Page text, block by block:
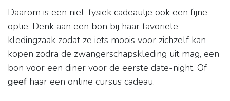
Daarom is een niet-fysiek cadeautje ook een fijne
optie. Denk aan een bon bij haar favoriete
kledingzaak zodat ze iets moois voor zichzelf kan
kopen zodra de zwangerschapskleding uit mag, een
bon voor een diner voor de eerste date-night. Of
geef haar een online cursus cadeau.